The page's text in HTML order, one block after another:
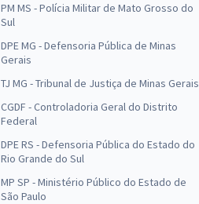
PM MS - Polícia Militar de Mato Grosso do
Sul
DPE MG - Defensoria Pública de Minas
Gerais
TJ MG - Tribunal de Justiça de Minas Gerais
CGDF - Controladoria Geral do Distrito
Federal
DPE RS - Defensoria Pública do Estado do
Rio Grande do Sul
MP SP - Ministério Público do Estado de
São Paulo